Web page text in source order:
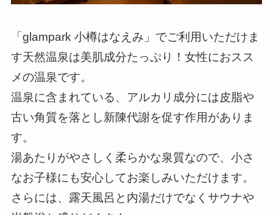
「glampark 小樽はなえみ」でご利用いただけま
す天然温泉は美肌成分たっぷり！女性におスス
メの温泉です。
温泉に含まれている、アルカリ成分には皮脂や
古い角質を落とし新陳代謝を促す作用がありま
す。
湯あたりがやさしく柔らかな泉質なので、小さ
なお子様にも安心してお楽しみいただけます。
さらには、露天風呂と内湯だけでなくサウナや